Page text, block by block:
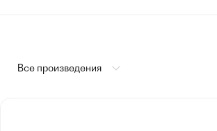
Все произведения